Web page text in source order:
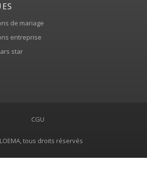
de mariage
entreprise
star
CGU
tous droits réservés